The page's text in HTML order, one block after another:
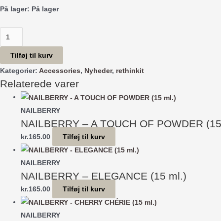
På lager: På lager
Shopping
Bag
Through
antal
Tilføj til kurv
Kategorier: Accessories, Nyheder, rethinkit
Relaterede varer
NAILBERRY
NAILBERRY – A TOUCH OF POWDER
kr.165.00 Tilføj til kurv
NAILBERRY
NAILBERRY – ELEGANCE (15 ml.)
kr.165.00 Tilføj til kurv
NAILBERRY